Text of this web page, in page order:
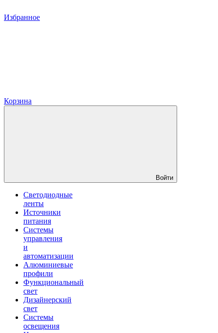
Избранное
Корзина
Войти
Светодиодные
ленты
Источники
питания
Системы
управления
и
автоматизации
Алюминиевые
профили
Функциональный
свет
Дизайнерский
свет
Системы
освещения